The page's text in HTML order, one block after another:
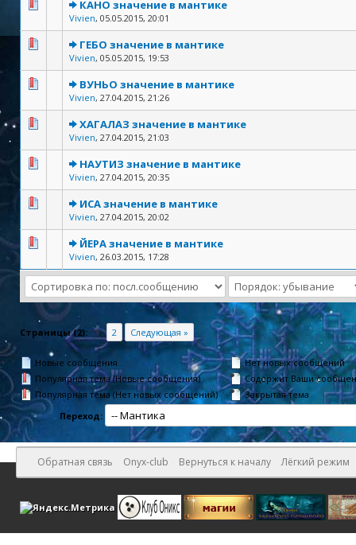
КАНО значение в мантике
Vivien, 05.05.2015, 20:01
ГЕБО значение в мантике
Vivien, 05.05.2015, 19:53
ВУНЬО значение в мантике
Vivien, 27.04.2015, 21:26
ХАГАЛАЗ значение в мантике
Vivien, 27.04.2015, 21:03
НАУТИЗ значение в мантике
Vivien, 27.04.2015, 20:35
ИСА значение в мантике
Vivien, 27.04.2015, 20:02
ЙЕРА значение в мантике
Vivien, 26.03.2015, 17:28
Страницы (2): 1 2 Следующая »
Новые сообщения
Популярная тема (Новые сообщения)
Популярная тема (Нет новых сообщений)
Нет новых сообщений
Содержит Ваши
Закрытая тема
Переход:
Обратная связь Onyx-club Вернуться к началу Лёгкий режим